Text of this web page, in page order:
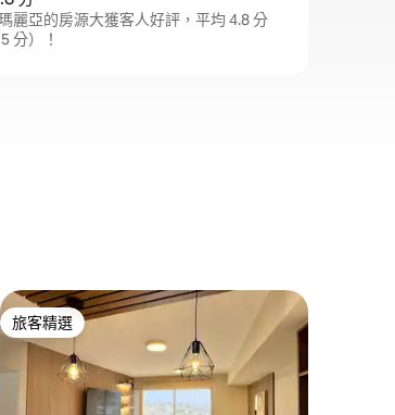
麗亞的房源大獲客人好評，平均 4.8 分
分）！
旅客精選
旅客精選